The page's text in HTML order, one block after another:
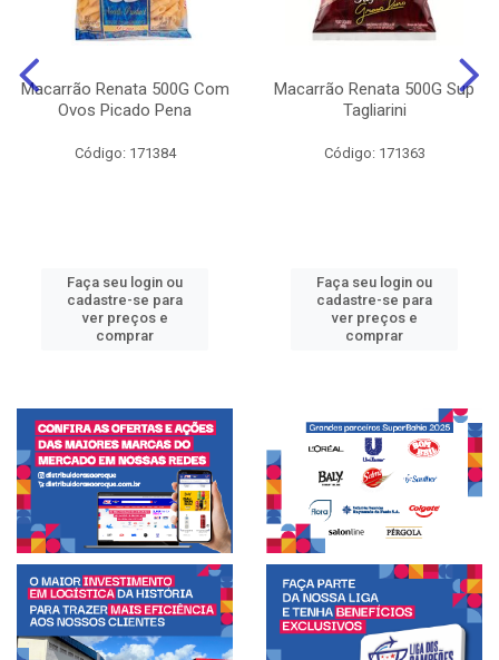
Macarrão Renata 500G Com
Ovos Picado Pena
Código: 171384
Faça seu login ou
cadastre-se para
ver preços e
comprar
Macarrão Renata 500G Sup
Tagliarini
Código: 171363
Faça seu login ou
cadastre-se para
ver preços e
comprar